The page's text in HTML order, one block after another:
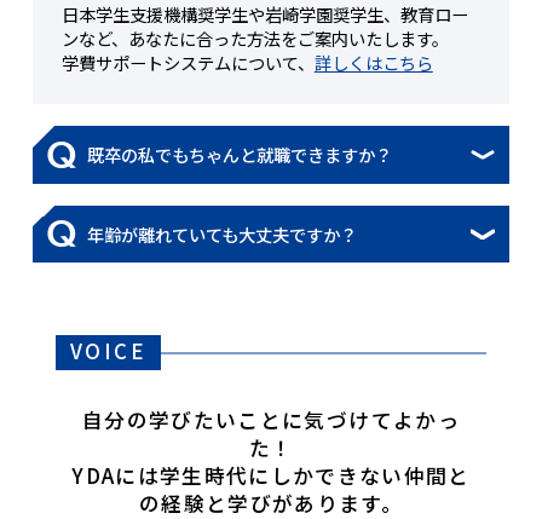
日本学生支援機構奨学生や岩崎学園奨学生、教育ロー
ンなど、あなたに合った方法をご案内いたします。
学費サポートシステムについて、 詳しくはこちら
Q 既卒の私でもちゃんと就職できますか？
Q 年齢が離れていても大丈夫ですか？
VOICE
自分の学びたいことに気づけてよかっ
た！
YDAには学生時代にしかできない仲間と
の経験と学びがあります。